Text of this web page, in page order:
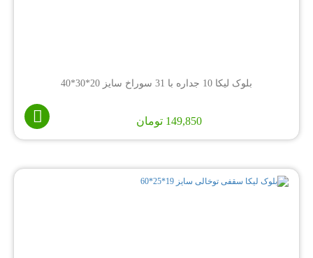
بلوک لیکا 10 جداره با 31 سوراخ سایز 20*30*40
149,850 تومان